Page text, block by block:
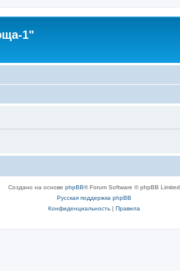
1"
Создано на основе phpBB® Forum Software © phpBB Limited
Русская поддержка phpBB
Конфиденциальность| Правила